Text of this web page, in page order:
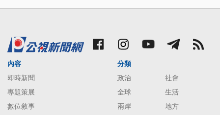
內容
即時新聞
專題策展
數位敘事
分類
政治
社會
全球
生活
兩岸
地方